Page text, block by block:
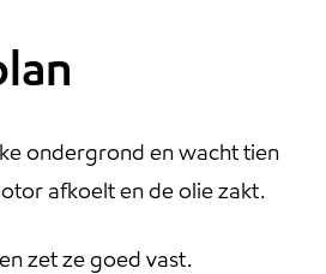
ondergrond en wacht tien
afkoelt en de olie zakt.
zet ze goed vast.